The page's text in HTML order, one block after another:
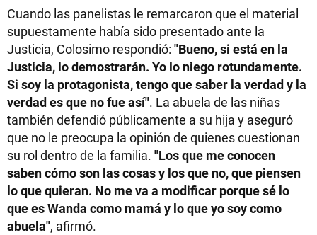
Cuando las panelistas le remarcaron que el material
supuestamente había sido presentado ante la
Justicia, Colosimo respondió: "Bueno, si está en la
Justicia, lo demostrarán. Yo lo niego rotundamente.
Si soy la protagonista, tengo que saber la verdad y la
verdad es que no fue así". La abuela de las niñas
también defendió públicamente a su hija y aseguró
que no le preocupa la opinión de quienes cuestionan
su rol dentro de la familia. "Los que me conocen
saben cómo son las cosas y los que no, que piensen
lo que quieran. No me va a modificar porque sé lo
que es Wanda como mamá y lo que yo soy como
abuela", afirmó.